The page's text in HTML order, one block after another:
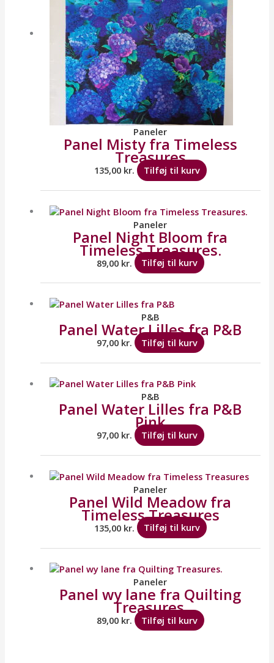
Paneler
Panel Misty fra Timeless
Treasures
135,00 kr. Tilføj til kurv
Paneler
Panel Night Bloom fra
Timeless Treasures.
89,00 kr. Tilføj til kurv
P&B
Panel Water Lilles fra P&B
97,00 kr. Tilføj til kurv
P&B
Panel Water Lilles fra P&B
Pink
97,00 kr. Tilføj til kurv
Paneler
Panel Wild Meadow fra
Timeless Treasures
135,00 kr. Tilføj til kurv
Paneler
Panel wy lane fra Quilting
Treasures.
89,00 kr. Tilføj til kurv